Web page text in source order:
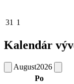
31 1
Kalendár
August2026
Po